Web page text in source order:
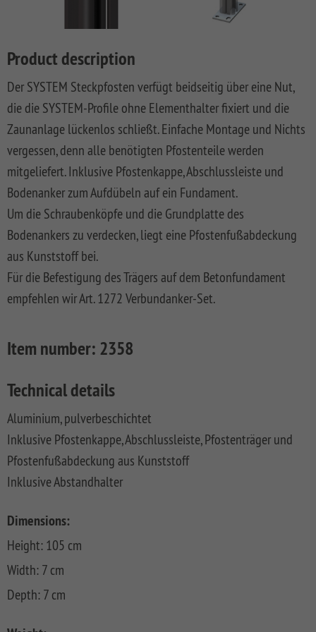
BOARD
SYSTEM
GLAS
SYSTEM
ALU
SYSTEM
PLUS
SYSTEM
RHOMBUS
SYSTEM
WPC
PLATINUM
SYSTEM
WPC
PLATINUM
XL
PLATINUM
SYSTEM
WPC
XL
SYSTEM
SYSTEM
ALU
XL
SYSTEM
ALU
PLUS
SYSTEM
FLOW
WPC
JUMBO
WPC
SYSTEM
NEO
WPC
PLATINUM
SYSTEM
PLATINUM
XL
SYSTEM
WPC
WPC
SYSTEM
WPC
CLASSIC
Mesh
WEAVE
LÜX
WEAVE
Softwood
Fences,
Coulour
Varnished
Softwood
Fences,
VPI
Wood
Fences
SYSTEM
NEO
HOLZ
RHOMBUS
HOLZ
SYSTEM
HOLZ
GRAZIA
NEO
DESIGN
GADA
XL
BAMBU
CARA
LONGLIFE
CARA
Of
And
Metal
SYSTEM
RHOMBUS
Front
Garden
Fence
SQUADRA
Front
Garden
Fence
AROS
XL
WPC
ALU
XL
RAJA
WPC
Wooden
Front
Garden
Fences
KIBU
Thermo-
Holz
RAJA
Hardwood
WPC
DREAMDECK
WPC
BICOLOR
DREAMDECK
WPC
PLUS
DREAMDECK
Lichtsystem
WPC
Floor
Planks
Planks
Floor
Planks
System
PRO
Sandboxes
and
Playground
Equipment
Playcenter
And
Swings
Public
Playgrounds
Planters
Pflanzkästen
Rhombus
Planters
WPC
Planters
Softwood
Planters
pressure
impregnated
Wish
list(0)
Videos
Videos
Materialkunde
Aufbauanleitungen
Händlersuche
Händlersuche
Aufbauanleitungen
Materialkunde
Product description
Der SYSTEM Steckpfosten verfügt beidseitig über eine Nut,
die die SYSTEM-Profile ohne Elementhalter fixiert und die
Zaunanlage lückenlos schließt. Einfache Montage und Nichts
vergessen, denn alle benötigten Pfostenteile werden
mitgeliefert. Inklusive Pfostenkappe, Abschlussleiste und
Bodenanker zum Aufdübeln auf ein Fundament.
Um die Schraubenköpfe und die Grundplatte des
Bodenankers zu verdecken, liegt eine Pfostenfußabdeckung
aus Kunststoff bei.
Für die Befestigung des Trägers auf dem Betonfundament
empfehlen wir Art. 1272 Verbundanker-Set.
Item number: 2358
Technical details
Aluminium, pulverbeschichtet
Inklusive Pfostenkappe, Abschlussleiste, Pfostenträger und
Pfostenfußabdeckung aus Kunststoff
Inklusive Abstandhalter
Dimensions:
Height: 105 cm
Width: 7 cm
Depth: 7 cm